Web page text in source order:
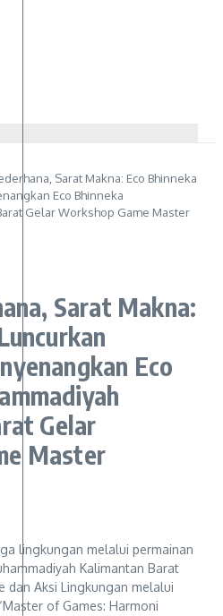
Sarat Makna: Eco Bhinneka
Eco Bhinneka
Gelar Workshop Game Master
Sarat Makna:
Eco
Gelar
Master
lingkungan melalui permainan
Kalimantan Barat
dan Aksi Lingkungan melalui
of Games: Harmoni